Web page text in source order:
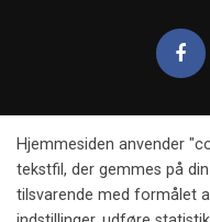
Hjemmesiden anvender
tekstfil, der gemmes på
tilsvarende med formålet